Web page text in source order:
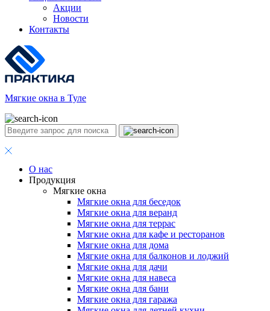
Акции
Новости
Контакты
Мягкие окна в Туле
О нас
Продукция
Мягкие окна
Мягкие окна для беседок
Мягкие окна для веранд
Мягкие окна для террас
Мягкие окна для кафе и ресторанов
Мягкие окна для дома
Мягкие окна для балконов и лоджий
Мягкие окна для дачи
Мягкие окна для навеса
Мягкие окна для бани
Мягкие окна для гаража